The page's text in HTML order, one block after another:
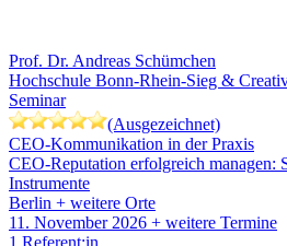
Prof. Dr. Andreas Schümchen
Hochschule Bonn-Rhein-Sieg &
Seminar
(Ausgezeichnet)
CEO-Kommunikation in der Praxis
CEO-Reputation erfolgreich managen:
Instrumente
Berlin + weitere Orte
11. November 2026 + weitere Termine